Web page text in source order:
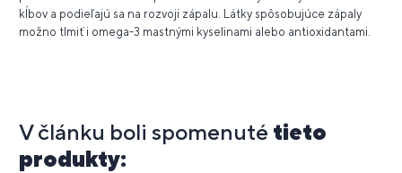
kĺbov a podieľajú sa na rozvoji zápalu. Látky spôsobujúce zápaly
možno tlmiť i omega-3 mastnými kyselinami alebo antioxidantami.
V článku boli spomenuté tieto
produkty: